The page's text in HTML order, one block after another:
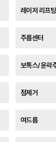
레이저 리프팅
주름센터
보톡스/윤곽
점제거
여드름